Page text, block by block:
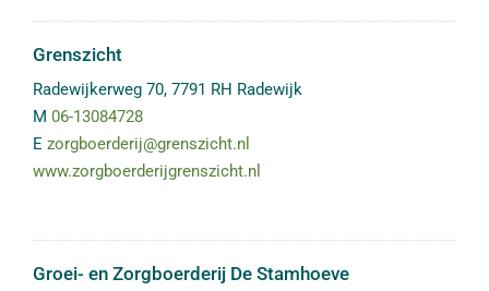
Grenszicht
Radewijkerweg 70, 7791 RH Radewijk
M 06-13084728
E zorgboerderij@grenszicht.nl
www.zorgboerderijgrenszicht.nl
Groei- en Zorgboerderij De Stamhoeve